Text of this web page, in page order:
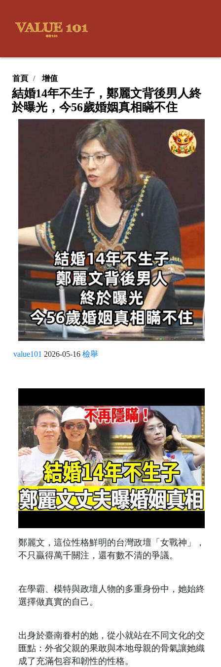
首頁 增值
結婚14年不生子，鄭麗文背後男人終
於曝光，今56歲婚姻真相瞞不住
value101 2026-05-16 檢舉
鄭麗文，這位性格鮮明的台灣政壇「女戰神」，
不只贏得萬千關注，還有數不清的爭議。
在學霸、模特與政壇人物的多重身份中，她始終
選擇做真實的自己。
出身於臺南眷村的她，從小就站在不同文化的交
匯點：外省父親的果敢與本地母親的骨氣讓她織
成了充滿包容和韌性的性格。